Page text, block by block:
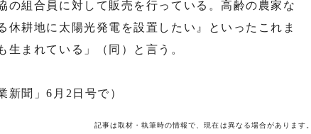
の組合員に対して販売を行っている。高齢の農家な
休耕地に太陽光発電を設置したい』といったこれま
生まれている」（同）と言う。
新聞」6月2日号で）
記事は取材・執筆時の情報で、現在は異なる場合があります。